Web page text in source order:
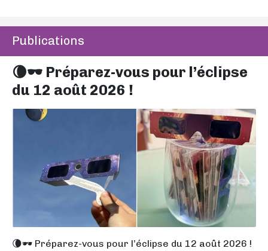
Publications
🌘🕶️ Préparez-vous pour l’éclipse
du 12 août 2026 !
🌘🕶️ Préparez-vous pour l’éclipse du 12 août 2026 !